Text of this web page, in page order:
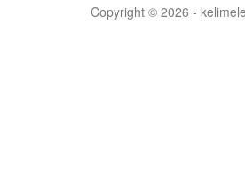
Copyright © 2026 -